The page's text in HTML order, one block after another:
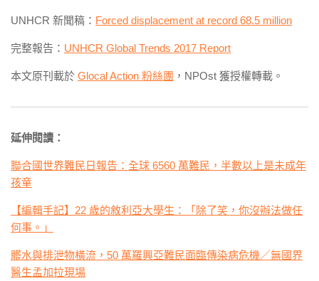
UNHCR 新聞稿： Forced displacement at record 68.5 million
完整報告： UNHCR Global Trends 2017 Report
本文原刊載於 Glocal Action 粉絲團 ，NPOst 獲授權轉載。
延伸閱讀：
聯合國世界難民日報告：全球 6560 萬難民，半數以上是未成年
孩童
【編輯手記】22 歲的敘利亞大學生：「除了笑，你沒辦法做任
何事。」
髒水與排泄物橫流，50 萬羅興亞難民面臨傳染病危機／無國界
醫生孟加拉現場